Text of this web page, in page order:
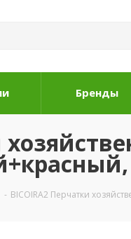
Бренды
- BICOIRA2 Перчатки